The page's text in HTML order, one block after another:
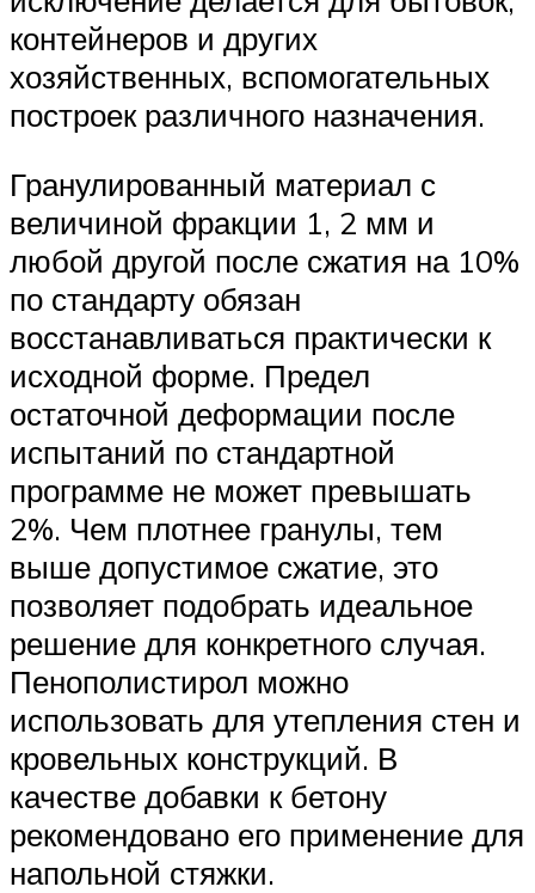
контейнеров и других
хозяйственных, вспомогательных
построек различного назначения.
Гранулированный материал с
величиной фракции 1, 2 мм и
любой другой после сжатия на 10%
по стандарту обязан
восстанавливаться практически к
исходной форме. Предел
остаточной деформации после
испытаний по стандартной
программе не может превышать
2%. Чем плотнее гранулы, тем
выше допустимое сжатие, это
позволяет подобрать идеальное
решение для конкретного случая.
Пенополистирол можно
использовать для утепления стен и
кровельных конструкций. В
качестве добавки к бетону
рекомендовано его применение для
напольной стяжки.